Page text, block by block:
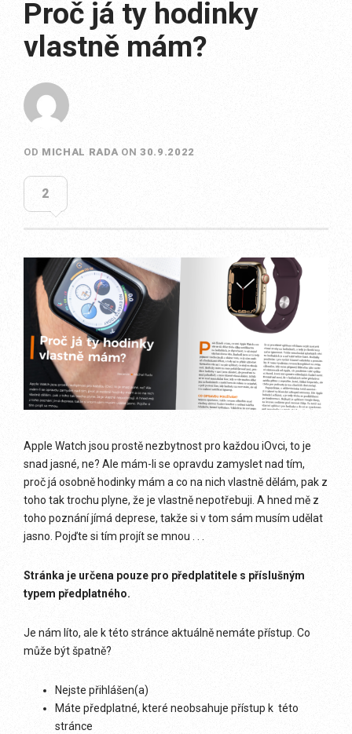
Proč já ty hodinky
vlastně mám?
OD MICHAL RADA ON30.9.2022
2
Apple Watch jsou prostě nezbytnost pro každou iOvci, to je
snad jasné, ne? Ale mám-li se opravdu zamyslet nad tím,
proč já osobně hodinky mám a co na nich vlastně dělám, pak z
toho tak trochu plyne, že je vlastně nepotřebuji. A hned mě z
toho poznání jímá deprese, takže si v tom sám musím udělat
jasno. Pojďte si tím projít se mnou . . .
Stránka je určena pouze pro předplatitele s příslušným
typem předplatného.
Je nám líto, ale k této stránce aktuálně nemáte přístup. Co
může být špatně?
Nejste přihlášen(a)
Máte předplatné, které neobsahuje přístup k této
stránce